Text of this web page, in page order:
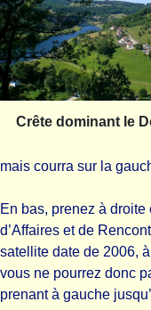
Crête dominant le
mais courra sur la
En bas, prenez à droite
d’Affaires et de
satellite date de 2006,
vous ne pourrez donc
prenant à gauche